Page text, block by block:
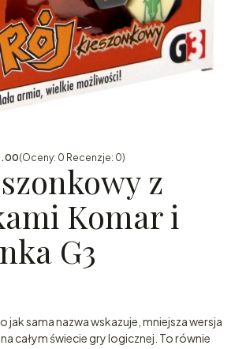
(Oceny: 0 Recenzje: 0)
z
Komar i
G3
jak sama nazwa wskazuje, mniejsza wersja
całym świecie gry logicznej. To równie